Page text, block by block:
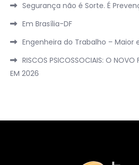
Segurança não é Sorte. É
Em Brasília-DF
Engenheira do Trabalho – Maior
RISCOS PSICOSSOCIAIS: O NOVO
EM 2026